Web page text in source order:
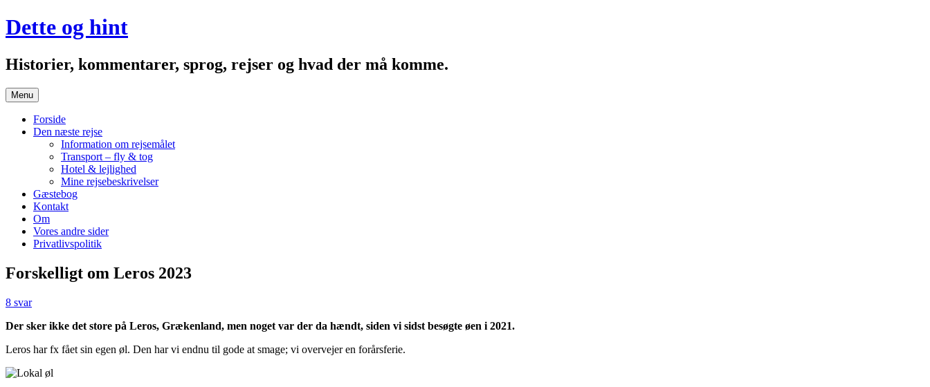
Hop
til
Dette og hint
Historier, kommentarer, sprog, rejser og hvad der må komme.
Menu
Forside
Den næste rejse
Information om rejsemålet
Transport – fly & tog
Hotel & lejlighed
Mine rejsebeskrivelser
Gæstebog
Kontakt
Om
Vores andre sider
Privatlivspolitik
Forskelligt om Leros 2023
8 svar
Der sker ikke det store på Leros, Grækenland, men noget var der da hændt, siden vi sidst besøgte øen i 2021.
Leros har fx fået sin egen øl. Den har vi endnu til gode at smage; vi overvejer en forårsferie.